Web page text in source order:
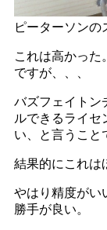
ピーターソンの
これは高かった
ですが、、、
バズフェイトン
ルできるライセ
い、と言うこと
結果的にこれは
やはり精度がい
勝手が良い。